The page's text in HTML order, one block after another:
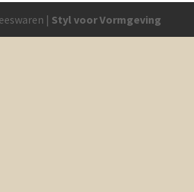
| Styl voor Vormgeving